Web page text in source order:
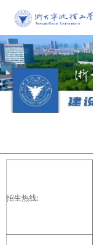
招生热线: